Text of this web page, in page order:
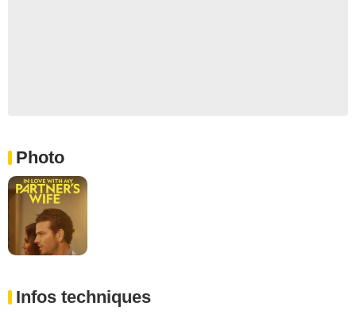
Photo
Infos techniques